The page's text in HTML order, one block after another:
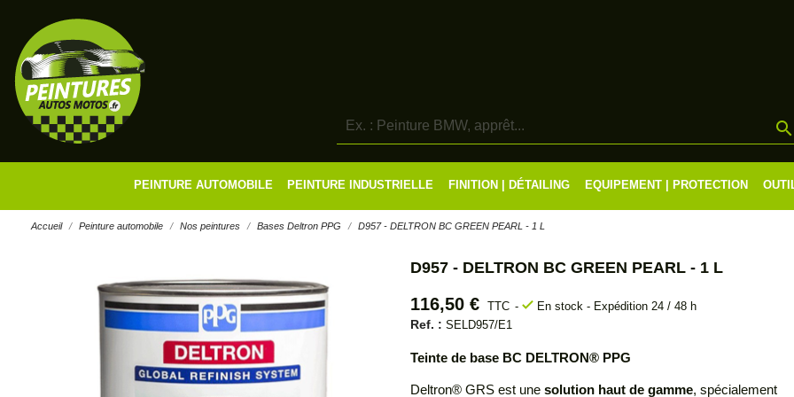

PEINTURE AUTOMOBILE PEINTURE INDUSTRIELLE FINITION | DÉTAILING EQUIPEMENT | PROTECTION
Accueil Peinture automobile Nos peintures Bases Deltron PPG D957 - DELTRON BC GREEN PEARL - 1 L
D957 - DELTRON BC GREEN PEARL - 1 L
116,50 € TTC check En stock - Expédition 24 / 48 h
Ref. : SELD957/E1
Teinte de base BC DELTRON® PPG
Deltron® GRS est une solution haut de gamme, spécialement